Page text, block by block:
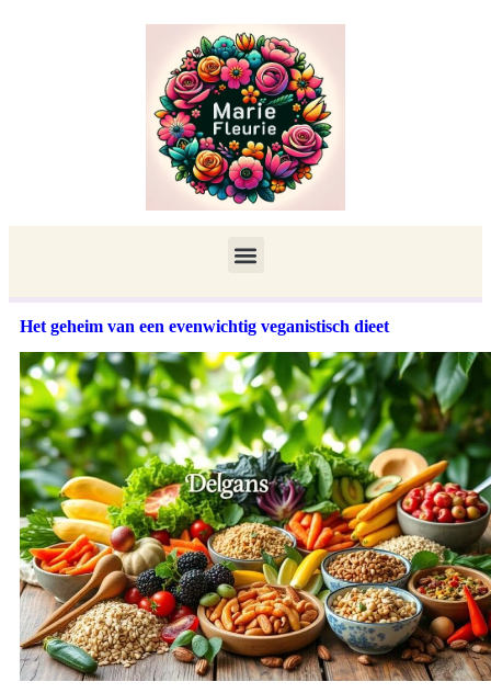
Het geheim van een evenwichtig veganistisch dieet